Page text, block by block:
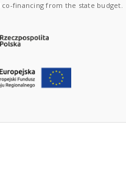
financing from the state budget.